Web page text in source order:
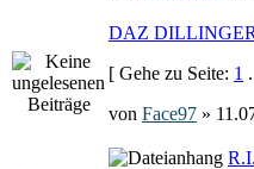
DAZ DILLINGER
[ Gehe zu Seite: 1
von Face97 »